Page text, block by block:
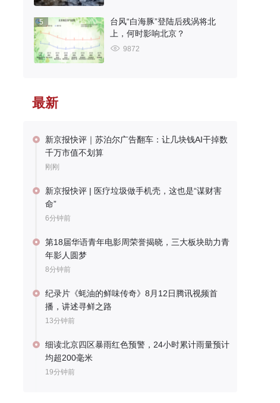
5
台风“白海豚”登陆后残涡将北
上，何时影响北京？
9872
最新
新京报快评｜苏泊尔广告翻车：让几块钱AI干掉数
千万市值不划算
刚刚
新京报快评 | 医疗垃圾做手机壳，这也是“谋财害
命”
6分钟前
第18届华语青年电影周荣誉揭晓，三大板块助力青
年影人圆梦
8分钟前
纪录片《蚝油的鲜味传奇》8月12日腾讯视频首
播，讲述寻鲜之路
13分钟前
细读北京四区暴雨红色预警，24小时累计雨量预计
均超200毫米
19分钟前